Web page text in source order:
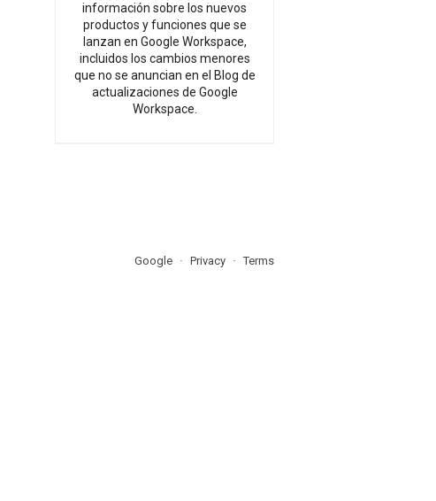
información sobre los nuevos
productos y funciones que se
lanzan en Google Workspace,
incluidos los cambios menores
que no se anuncian en el Blog de
actualizaciones de Google
Workspace.
Google Privacy Terms